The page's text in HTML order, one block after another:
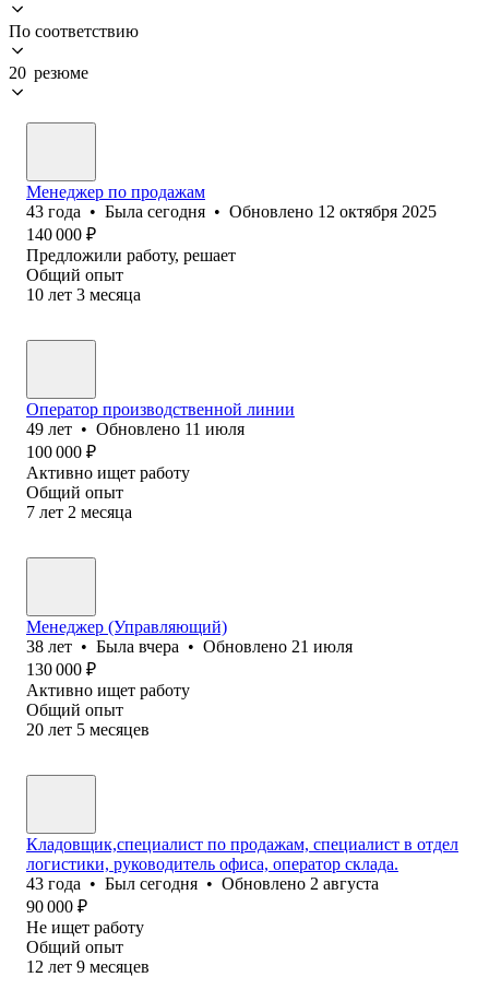
По соответствию
20 резюме
Менеджер по продажам
43 года • Была сегодня • Обновлено 12 октября 2025
140 000 ₽
Предложили работу, решает
Общий опыт
10 лет 3 месяца
Оператор производственной линии
49 лет • Обновлено 11 июля
100 000 ₽
Активно ищет работу
Общий опыт
7 лет 2 месяца
Менеджер (Управляющий)
38 лет • Была вчера • Обновлено 21 июля
130 000 ₽
Активно ищет работу
Общий опыт
20 лет 5 месяцев
Кладовщик,специалист по продажам, специалист в отдел
логистики, руководитель офиса, оператор склада.
43 года • Был сегодня • Обновлено 2 августа
90 000 ₽
Не ищет работу
Общий опыт
12 лет 9 месяцев